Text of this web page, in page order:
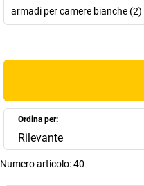
armadi per camere bianche (2)
Ordina per:
Rilevante
Numero articolo:40